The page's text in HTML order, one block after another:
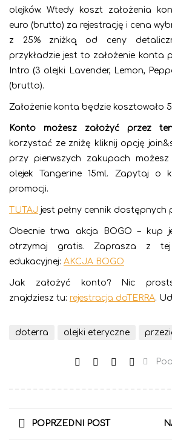
olejków. Wtedy koszt założenia
euro (brutto) za rejestrację i cena
z 25% zniżką od ceny
przykładzie jest to założenie konta
Intro (3 olejki Lavender, Lemon,
(brutto).
Założenie konta będzie kosztowało
Konto możesz założyć przez
korzystać ze zniżę kliknij opcję
przy pierwszych zakupach
olejek Tangerine 15ml. Zapytaj
promocji.
TUTAJ jest pełny cennik dostępnych
Obecnie trwa akcja BOGO – kup
otrzymaj gratis. Zaprasza z
edukacyjnej: AKCJA BOGO
Jak założyć konto? Nic
znajdziesz tu: rejestracja doTERRA.
doterra olejki eteryczne
POPRZEDNI POST